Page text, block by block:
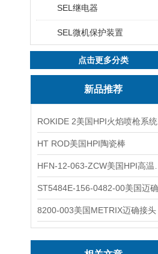
SEL继电器
SEL微机保护装置
点击更多分类
新品推荐
ROKIDE 2美国HPI火焰喷枪系统
HT ROD美国HPI陶瓷棒
8200-003美国METRIX迈确接头